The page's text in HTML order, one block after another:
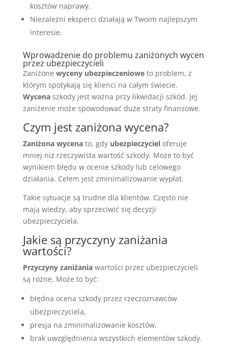
kosztów naprawy.
Niezależni eksperci działają w Twoim najlepszym
interesie.
Wprowadzenie do problemu zaniżonych wycen
przez ubezpieczycieli
Zaniżone wyceny ubezpieczenioweto problem, z
którym spotykają się klienci na całym świecie.
Wycenaszkody jest ważna przy likwidacji szkód. Jej
zaniżenie może spowodować duże straty finansowe.
Czym jest zaniżona wycena?
Zaniżona wycenato, gdy ubezpieczycieloferuje
mniej niż rzeczywista wartość szkody. Może to być
wynikiem błędu w ocenie szkody lub celowego
działania. Celem jest zminimalizowanie wypłat.
Takie sytuacje są trudne dla klientów. Często nie
mają wiedzy, aby sprzeciwić się decyzji
ubezpieczyciela.
Jakie są przyczyny zaniżania
wartości?
Przyczyny zaniżaniawartości przez ubezpieczycieli
są różne. Może to być:
błędna ocena szkody przez rzeczoznawców
ubezpieczyciela,
presja na zminimalizowanie kosztów,
brak uwzględnienia wszystkich elementów szkody.